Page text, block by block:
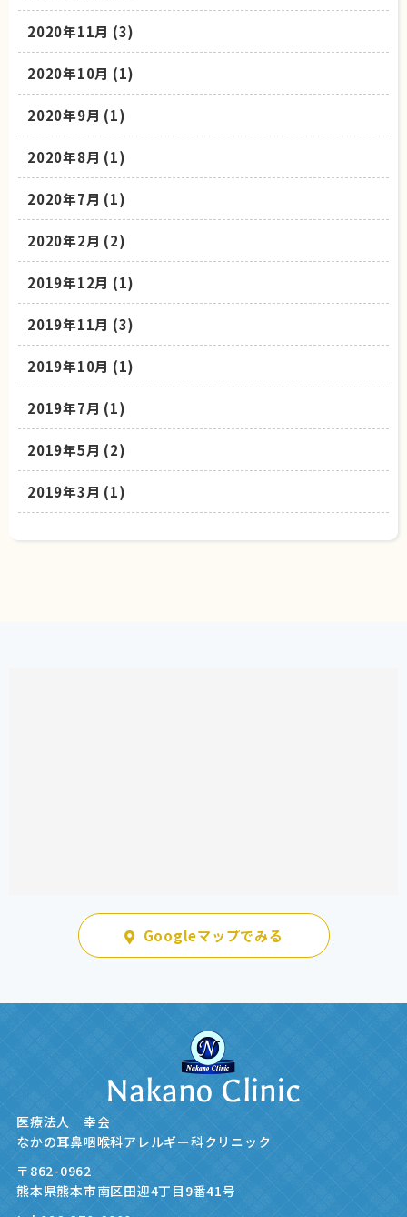
2020年11月 (3)
2020年10月 (1)
2020年9月 (1)
2020年8月 (1)
2020年7月 (1)
2020年2月 (2)
2019年12月 (1)
2019年11月 (3)
2019年10月 (1)
2019年7月 (1)
2019年5月 (2)
2019年3月 (1)
Googleマップでみる
医療法人 幸会
なかの耳鼻咽喉科アレルギー科クリニック
〒862-0962
熊本県熊本市南区田迎4丁目9番41号